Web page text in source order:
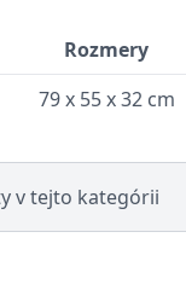
Rozmery
79 x 55 x 32 cm
v tejto kategórii